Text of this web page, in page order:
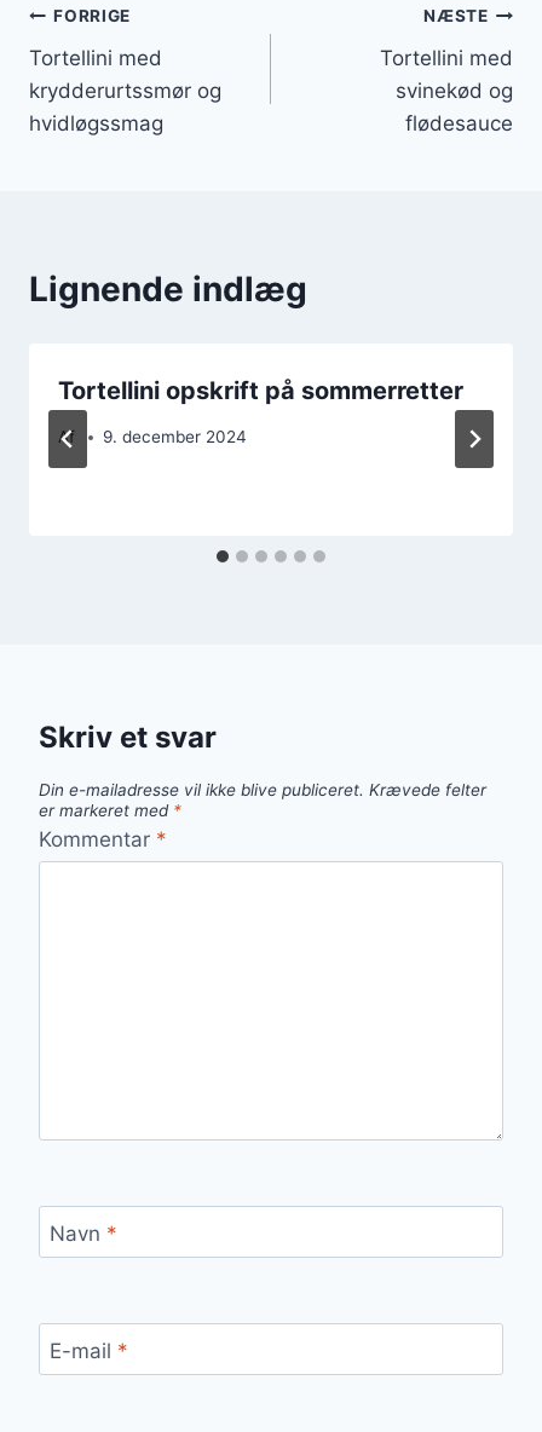
Indlægsnavigation
FORRIGE
Tortellini med
krydderurtssmør og
hvidløgssmag
NÆSTE
Tortellini med
svinekød og
flødesauce
Lignende indlæg
Tortellini opskrift på sommerretter
Af 9. december 2024
Skriv et svar
Din e-mailadresse vil ikke blive publiceret. Krævede felter
er markeret med *
Kommentar *
Navn *
E-mail *